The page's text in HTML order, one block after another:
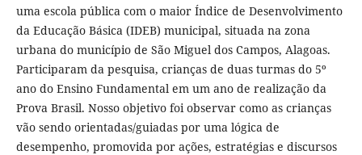
uma escola pública com o maior Índice de Desenvolvimento
da Educação Básica (IDEB) municipal, situada na zona
urbana do município de São Miguel dos Campos, Alagoas.
Participaram da pesquisa, crianças de duas turmas do 5º
ano do Ensino Fundamental em um ano de realização da
Prova Brasil. Nosso objetivo foi observar como as crianças
vão sendo orientadas/guiadas por uma lógica de
desempenho, promovida por ações, estratégias e discursos